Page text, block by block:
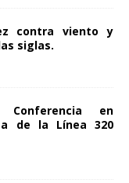
contra viento y
siglas.
en
de la Línea 320